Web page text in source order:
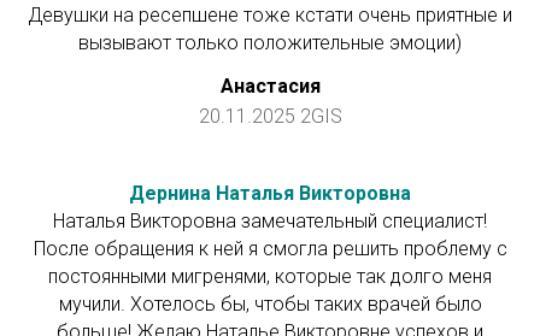
Девушки на ресепшене тоже кстати очень приятные и
вызывают только положительные эмоции)
Анастасия
20.11.2025 2GIS
Дернина Наталья Викторовна
Наталья Викторовна замечательный специалист!
После обращения к ней я смогла решить проблему с
постоянными мигренями, которые так долго меня
мучили. Хотелось бы, чтобы таких врачей было